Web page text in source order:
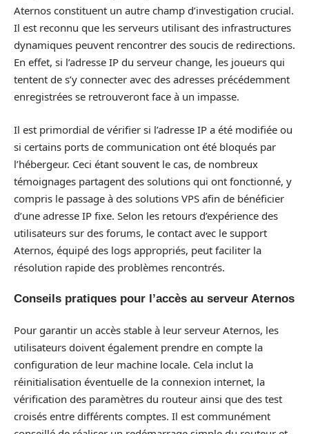
Aternos constituent un autre champ d’investigation crucial.
Il est reconnu que les serveurs utilisant des infrastructures
dynamiques peuvent rencontrer des soucis de redirections.
En effet, si l’adresse IP du serveur change, les joueurs qui
tentent de s’y connecter avec des adresses précédemment
enregistrées se retrouveront face à un impasse.
Il est primordial de vérifier si l’adresse IP a été modifiée ou
si certains ports de communication ont été bloqués par
l’hébergeur. Ceci étant souvent le cas, de nombreux
témoignages partagent des solutions qui ont fonctionné, y
compris le passage à des solutions VPS afin de bénéficier
d’une adresse IP fixe. Selon les retours d’expérience des
utilisateurs sur des forums, le contact avec le support
Aternos, équipé des logs appropriés, peut faciliter la
résolution rapide des problèmes rencontrés.
Conseils pratiques pour l’accès au serveur Aternos
Pour garantir un accès stable à leur serveur Aternos, les
utilisateurs doivent également prendre en compte la
configuration de leur machine locale. Cela inclut la
réinitialisation éventuelle de la connexion internet, la
vérification des paramètres du routeur ainsi que des test
croisés entre différents comptes. Il est communément